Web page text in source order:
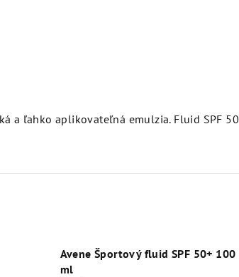
a ľahko aplikovateľná emulzia. Fluid SPF
Avene Športový fluid SPF 50+ 100
ml